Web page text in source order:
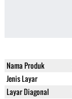
Nama Produk
Jenis Layar
Layar Diagonal